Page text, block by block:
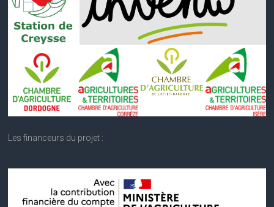
Les financeurs du projet :